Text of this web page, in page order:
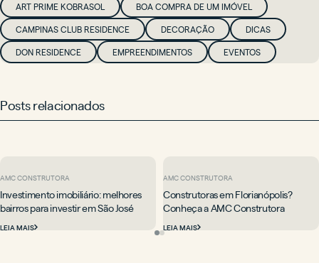
ART PRIME KOBRASOL
BOA COMPRA DE UM IMÓVEL
CAMPINAS CLUB RESIDENCE
DECORAÇÃO
DICAS
DON RESIDENCE
EMPREENDIMENTOS EVENTOS
Posts relacionados
AMC CONSTRUTORA
Investimento imobiliário: melhores
bairros para investir em São José
LEIA MAIS
AMC CONSTRUTORA
Construtoras em Florianópolis?
Conheça a AMC Construtora
LEIA MAIS